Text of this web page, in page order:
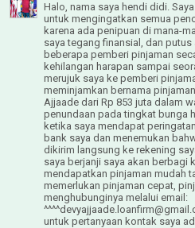
Halo, nama saya hendi didi.
untuk mengingatkan semua
karena ada penipuan di mana-
saya tegang finansial, dan
beberapa pemberi pinjaman
kehilangan harapan sampai
merujuk saya ke pemberi
meminjamkan bernama
Ajjaade dari Rp 853 juta dalam
penundaan pada tingkat bunga
ketika saya mendapat
bank saya dan menemukan
dikirim langsung ke rekening
saya berjanji saya akan berbagi
mendapatkan pinjaman mudah
memerlukan pinjaman cepat,
menghubunginya melalui email:
untuk pertanyaan kontak saya